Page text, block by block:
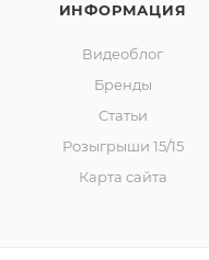
ИНФОРМАЦИЯ
Видеоблог
Бренды
Статьи
Розыгрыши 15/15
Карта сайта